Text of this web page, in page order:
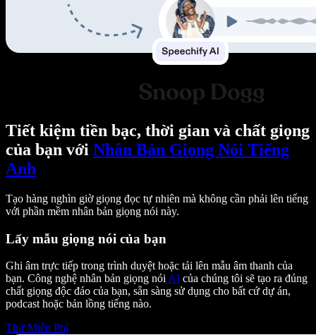
Tiết kiệm tiền bạc, thời gian và chất giọng
của bạn với Nhân Bản Giọng Nói Tiếng
Anh
Tạo hàng nghìn giờ giọng đọc tự nhiên mà không cần phải lên tiếng
với phần mềm nhân bản giọng nói này.
Lấy mẫu giọng nói của bạn
Ghi âm trực tiếp trong trình duyệt hoặc tải lên mẫu âm thanh của
bạn. Công nghệ nhân bản giọng nóiAI của chúng tôi sẽ tạo ra đúng
chất giọng độc đáo của bạn, sẵn sàng sử dụng cho bất cứ dự án,
podcast hoặc bản lồng tiếng nào.
Thử Miễn Phí